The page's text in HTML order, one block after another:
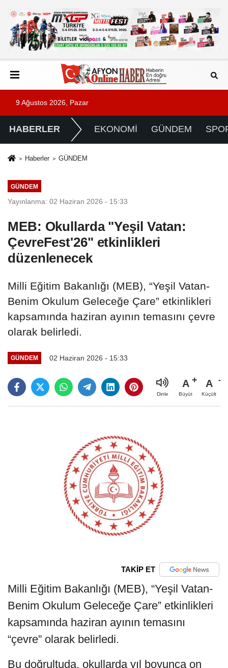
9 Ağustos 2026, Pazar
HABERLER EKONOMİ GÜNDEM
Haberler GÜNDEM
GÜNDEM
Yayınlanma: 02 Haziran 2026 - 15:33
MEB: Okullarda "Yeşil Vatan:
ÇevreFest'26" etkinlikleri
düzenlenecek
Milli Eğitim Bakanlığı (MEB), “Yeşil Vatan-
Benim Okulum Geleceğe Çare” etkinlikleri
kapsamında haziran ayının temasını çevre
olarak belirledi.
GÜNDEM 02 Haziran 2026 - 15:33
Dinle
A
Büyüt
A
Küçült
TAKİP ET
Milli Eğitim Bakanlığı (MEB), “Yeşil Vatan-
Benim Okulum Geleceğe Çare” etkinlikleri
kapsamında haziran ayının temasını
“çevre” olarak belirledi.
Bu doğrultuda, okullarda yıl boyunca on